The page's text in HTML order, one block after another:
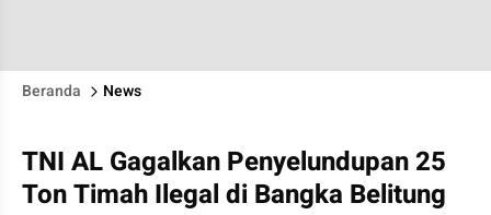
Beranda News
TNI AL Gagalkan Penyelundupan 25
Ton Timah Ilegal di Bangka Belitung